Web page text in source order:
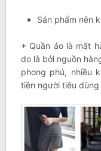
Sản phẩm nên
+ Quần áo là mặt
do là bởi nguồn
phong phú, nhiều
tiền người tiêu dùng